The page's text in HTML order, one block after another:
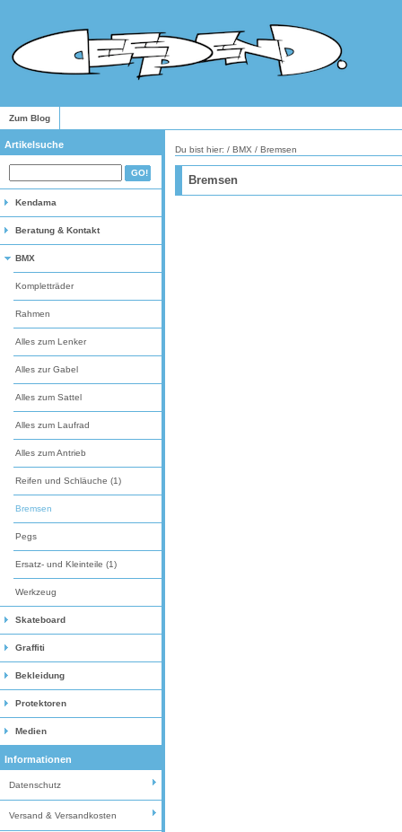
Zum Blog
Artikelsuche
Kendama
Beratung & Kontakt
BMX
Kompletträder
Rahmen
Alles zum Lenker
Alles zur Gabel
Alles zum Sattel
Alles zum Laufrad
Alles zum Antrieb
Reifen und Schläuche (1)
Bremsen
Pegs
Ersatz- und Kleinteile (1)
Werkzeug
Skateboard
Graffiti
Bekleidung
Protektoren
Medien
Informationen
Datenschutz
Versand & Versandkosten
Du bist hier: / BMX / Bremsen
Bremsen